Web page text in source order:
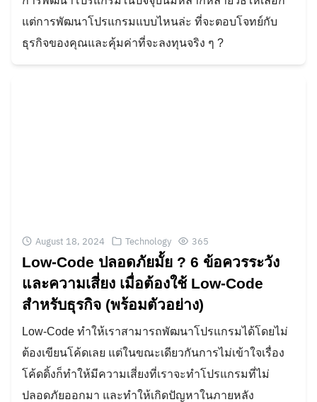
แต่การพัฒนาโปรแกรมแบบไหนล่ะ ที่จะตอบโจทย์กับ
ธุรกิจของคุณและคุ้มค่าที่จะลงทุนจริง ๆ ?
August 18, 2024 Technology 365
Low-Code ปลอดภัยมั้ย ? 6 ข้อควรระวัง
และความเสี่ยง เมื่อต้องใช้ Low-Code
สำหรับธุรกิจ (พร้อมตัวอย่าง)
Low-Code ทำให้เราสามารถพัฒนาโปรแกรมได้โดยไม่
ต้องเขียนโค้ดเลย แต่ในขณะเดียวกันการไม่เข้าใจเรื่อง
โค้ดดิ้งก็ทำให้มีความเสี่ยงที่เราจะทำโปรแกรมที่ไม่
ปลอดภัยออกมา และทำให้เกิดปัญหาในภายหลัง